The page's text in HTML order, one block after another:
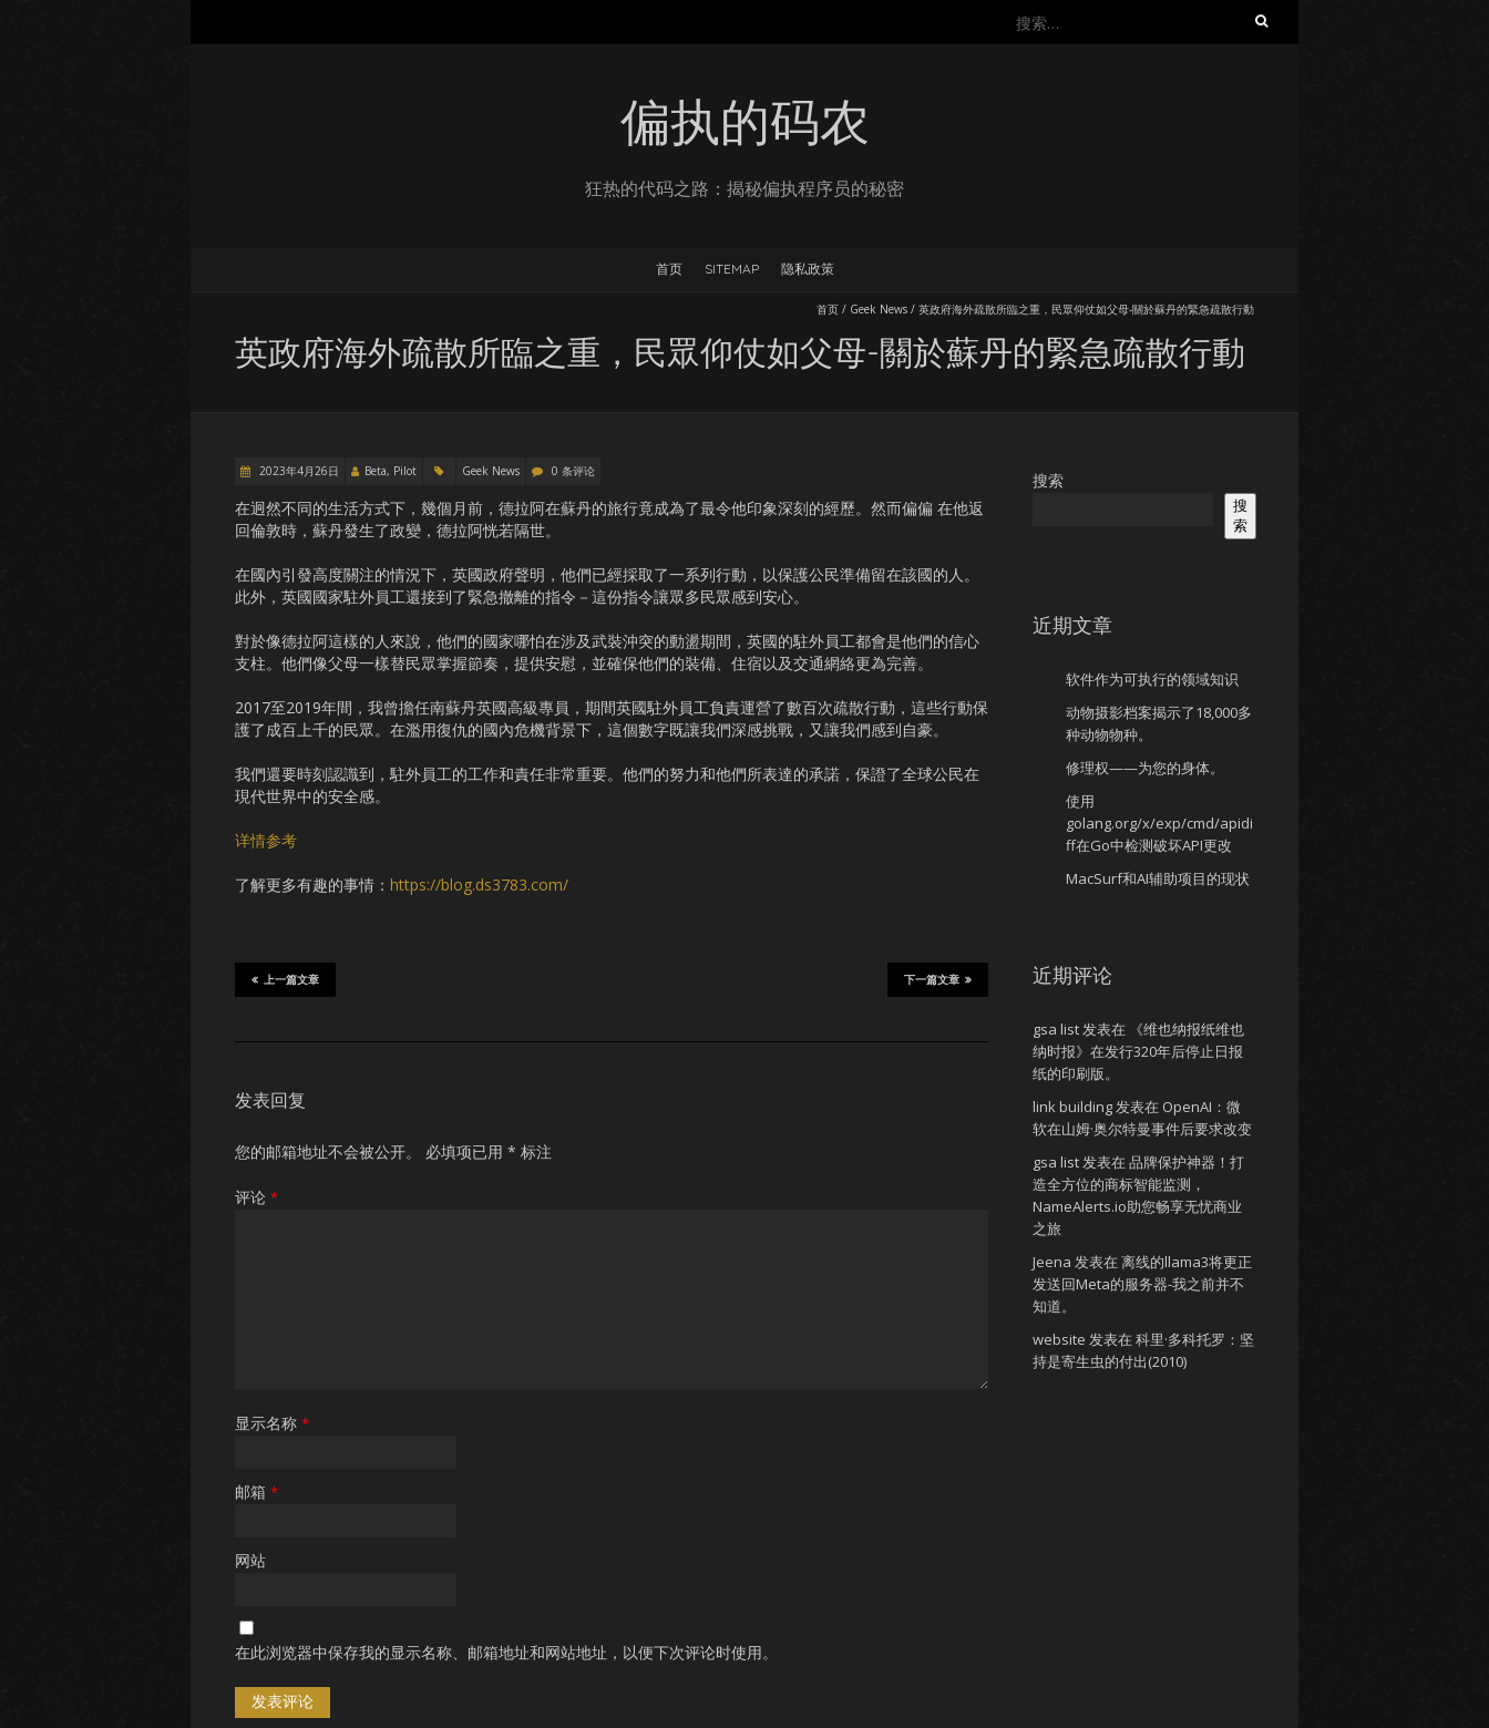
搜
偏执的码农
狂热的代码之路：揭秘偏执程序员的秘密
首页 SITEMAP 隐私政策
首页 / Geek News / 英政府海外疏散所臨之重，民眾仰仗如父母-關於蘇丹的緊急疏散行動
英政府海外疏散所臨之重，民眾仰仗如父母-關於蘇丹的緊急疏散行動
2023年4月26日 Beta, Pilot Geek News 0 条评论
在迥然不同的生活方式下，幾個月前，德拉阿在蘇丹的旅行竟成為了最令他印象深刻的經歷。然而偏偏 在他返
回倫敦時，蘇丹發生了政變，德拉阿恍若隔世。
在國內引發高度關注的情況下，英國政府聲明，他們已經採取了一系列行動，以保護公民準備留在該國的人。
此外，英國國家駐外員工還接到了緊急撤離的指令－這份指令讓眾多民眾感到安心。
對於像德拉阿這樣的人來說，他們的國家哪怕在涉及武裝沖突的動盪期間，英國的駐外員工都會是他們的信心
支柱。他們像父母一樣替民眾掌握節奏，提供安慰，並確保他們的裝備、住宿以及交通網絡更為完善。
2017至2019年間，我曾擔任南蘇丹英國高級專員，期間英國駐外員工負責運營了數百次疏散行動，這些行動保
護了成百上千的民眾。在濫用復仇的國內危機背景下，這個數字既讓我們深感挑戰，又讓我們感到自豪。
我們還要時刻認識到，駐外員工的工作和責任非常重要。他們的努力和他們所表達的承諾，保證了全球公民在
現代世界中的安全感。
详情参考
了解更多有趣的事情： https://blog.ds3783.com/
下一篇文章
上一篇文章
发表回复
您的邮箱地址不会被公开。 必填项已用 * 标注
评论 *
显示名称 *
邮箱 *
网站
在此浏览器中保存我的显示名称、邮箱地址和网站地址，以便下次评论时使用。
搜索
搜
索
近期文章
软件作为可执行的领域知识
动物摄影档案揭示了18,000多
种动物物种。
修理权——为您的身体。
使用
golang.org/x/exp/cmd/apidi
ff在Go中检测破坏API更改
MacSurf和AI辅助项目的现状
近期评论
gsa list发表在
《维也纳报纸维也
纳时报》在发行320年后停止日报
纸的印刷版。
link building发表在 OpenAI：微
软在山姆·奥尔特曼事件后要求改变
gsa list发表在 品牌保护神器！打
造全方位的商标智能监测，
NameAlerts.io助您畅享无忧商业
之旅
Jeena 发表在 离线的llama3将更正
发送回Meta的服务器-我之前并不
知道。
website 发表在 科里·多科托罗：坚
持是寄生虫的付出(2010)